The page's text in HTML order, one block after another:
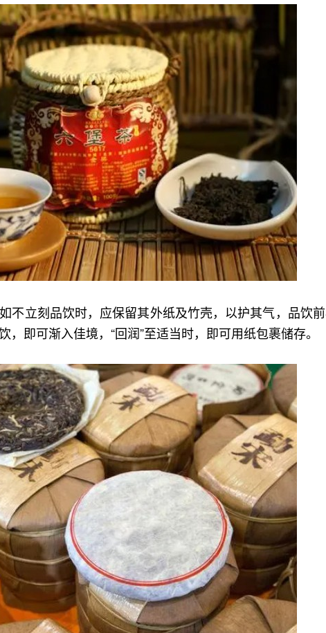
不立刻品饮时，应保留其外纸及竹壳，以护其气，品饮
即可渐入佳境，“回润”至适当时，即可用纸包裹储存。